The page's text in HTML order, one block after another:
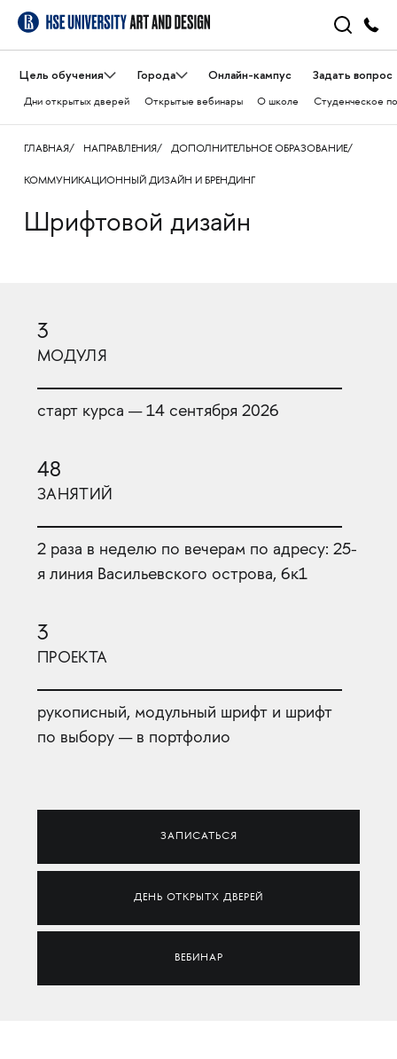
Цель обучения Города Онлайн-кампус Задать вопрос
Дни открытых дверей Открытые вебинары О школе Студенческое
ГЛАВНАЯ НАПРАВЛЕНИЯ ДОПОЛНИТЕЛЬНОЕ ОБРАЗОВАНИЕ
КОММУНИКАЦИОННЫЙ ДИЗАЙН И БРЕНДИНГ
Шрифтовой дизайн
3
МОДУЛЯ
старт курса — 14 сентября 2026
48
ЗАНЯТИЙ
2 раза в неделю по вечерам по адресу: 25-
я линия Васильевского острова, 6к1
3
ПРОЕКТА
рукописный, модульный шрифт и шрифт
по выбору — в портфолио
ЗАПИСАТЬСЯ
ДЕНЬ ОТКРЫТХ ДВЕРЕЙ
ВЕБИНАР